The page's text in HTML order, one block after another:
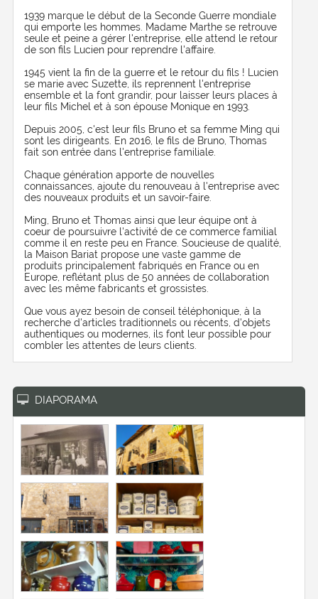
1939 marque le début de la Seconde Guerre mondiale
qui emporte les hommes. Madame Marthe se retrouve
seule et peine a gérer l'entreprise, elle attend le retour
de son fils Lucien pour reprendre l'affaire.
1945 vient la fin de la guerre et le retour du fils ! Lucien
se marie avec Suzette, ils reprennent l'entreprise
ensemble et la font grandir, pour laisser leurs places à
leur fils Michel et à son épouse Monique en 1993.
Depuis 2005, c'est leur fils Bruno et sa femme Ming qui
sont les dirigeants. En 2016, le fils de Bruno, Thomas
fait son entrée dans l'entreprise familiale.
Chaque génération apporte de nouvelles
connaissances, ajoute du renouveau à l'entreprise avec
des nouveaux produits et un savoir-faire.
Ming, Bruno et Thomas ainsi que leur équipe ont à
coeur de poursuivre l'activité de ce commerce familial
comme il en reste peu en France. Soucieuse de qualité,
la Maison Bariat propose une vaste gamme de
produits principalement fabriqués en France ou en
Europe, reflétant plus de 50 années de collaboration
avec les même fabricants et grossistes.
Que vous ayez besoin de conseil téléphonique, à la
recherche d'articles traditionnels ou récents, d'objets
authentiques ou modernes, ils font leur possible pour
combler les attentes de leurs clients.
DIAPORAMA